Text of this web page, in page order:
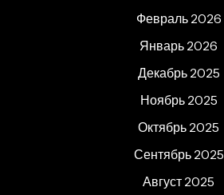
Февраль 2026
Январь 2026
Декабрь 2025
Ноябрь 2025
Октябрь 2025
Сентябрь 2025
Август 2025